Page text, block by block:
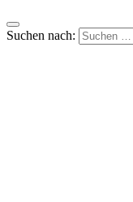
Suchen nach: